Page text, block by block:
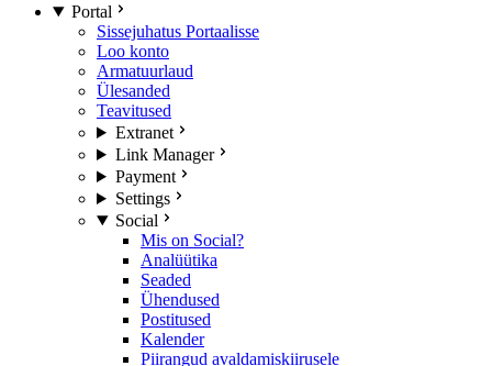
Portal
Sissejuhatus Portaalisse
Loo konto
Armatuurlaud
Ülesanded
Teavitused
Extranet
Link Manager
Payment
Settings
Social
Mis on Social?
Analüütika
Seaded
Ühendused
Postitused
Kalender
Piirangud avaldamiskiirusele